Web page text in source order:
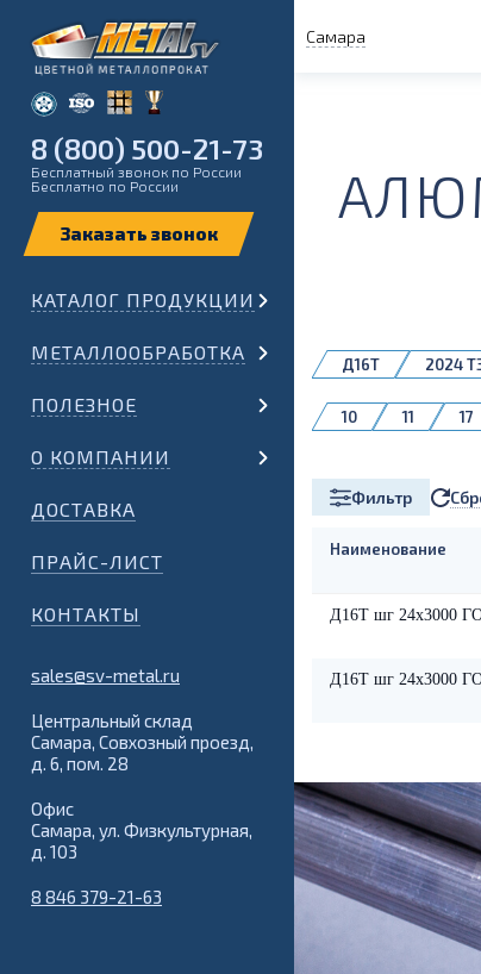
Самара
8 (800) 500-21-73
Бесплатный звонок по России
Бесплатно по России
КАТАЛОГ ПРОДУКЦИИ
МЕТАЛЛООБРАБОТКА
ПОЛЕЗНОЕ
О КОМПАНИИ
ДОСТАВКА
ПРАЙС-ЛИСТ
КОНТАКТЫ
sales@sv-metal.ru
Центральный склад
Самара, Совхозный проезд,
д. 6, пом. 28
Офис
Самара, ул. Физкультурная,
д. 103
8 846 379-21-63
Д16Т 2024
10 11 17
Фильтр
Наименование
Д16Т шг 24х3000
Д16Т шг 24х3000